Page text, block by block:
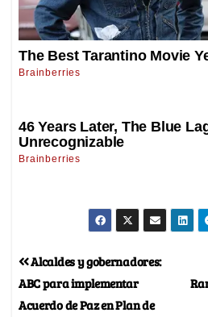
Alcaldes y gobernadores:
ABC para implementar
Acuerdo de Paz en Plan de